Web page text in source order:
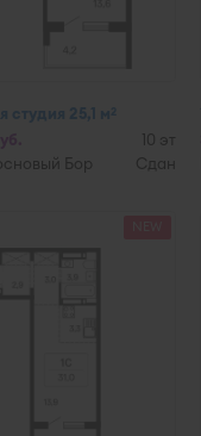
студия 25,1 м2
10 эт
Бор
Сдан